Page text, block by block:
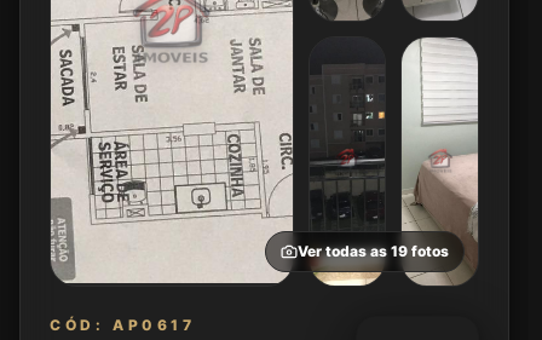
Ver todas as 19 fotos
CÓD: AP0617